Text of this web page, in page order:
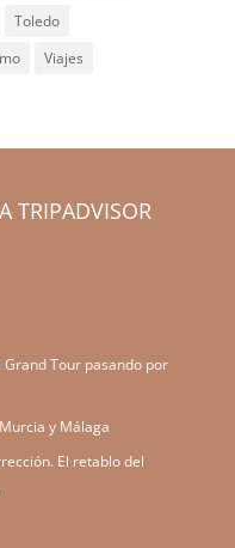
Toledo
Viajes
TRIPADVISOR
Tour pasando por
y Málaga
El retablo del